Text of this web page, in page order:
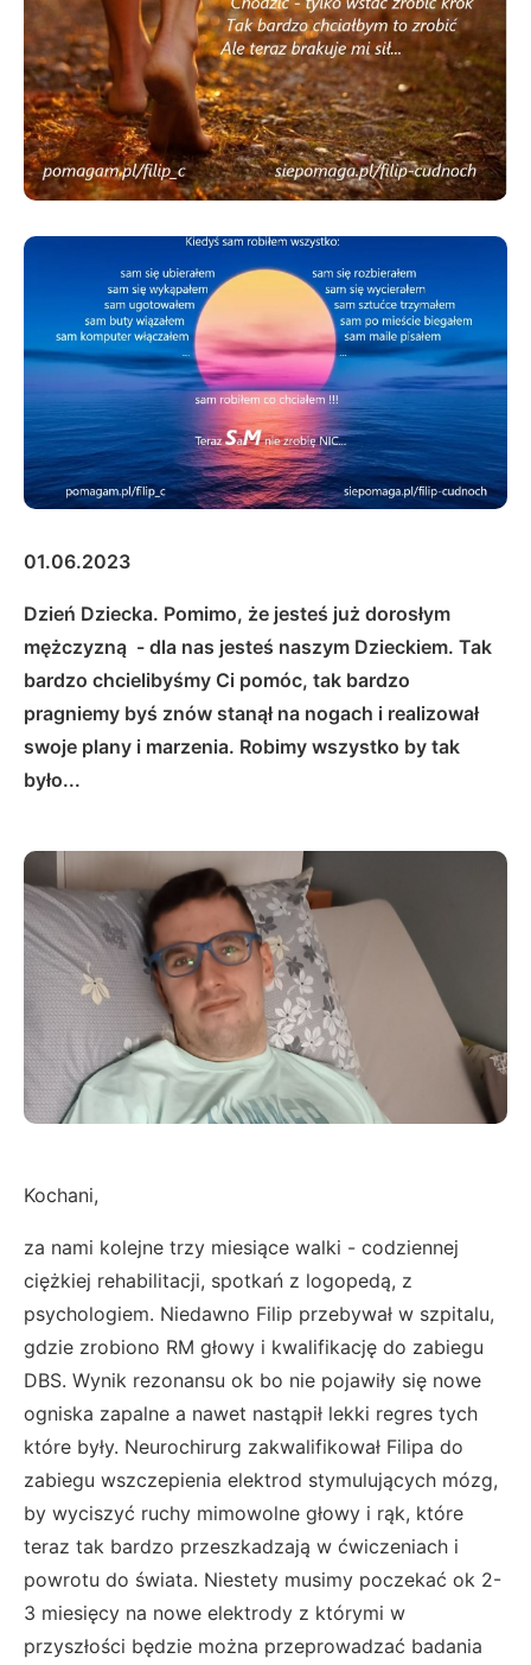
01.06.2023
Dzień Dziecka. Pomimo, że jesteś już dorosłym
mężczyzną - dla nas jesteś naszym Dzieckiem. Tak
bardzo chcielibyśmy Ci pomóc, tak bardzo
pragniemy byś znów stanął na nogach i realizował
swoje plany i marzenia. Robimy wszystko by tak
było...
Kochani,
za nami kolejne trzy miesiące walki - codziennej
ciężkiej rehabilitacji, spotkań z logopedą, z
psychologiem. Niedawno Filip przebywał w szpitalu,
gdzie zrobiono RM głowy i kwalifikację do zabiegu
DBS. Wynik rezonansu ok bo nie pojawiły się nowe
ogniska zapalne a nawet nastąpił lekki regres tych
które były. Neurochirurg zakwalifikował Filipa do
zabiegu wszczepienia elektrod stymulujących mózg,
by wyciszyć ruchy mimowolne głowy i rąk, które
teraz tak bardzo przeszkadzają w ćwiczeniach i
powrotu do świata. Niestety musimy poczekać ok 2-
3 miesięcy na nowe elektrody z którymi w
przyszłości będzie można przeprowadzać badania